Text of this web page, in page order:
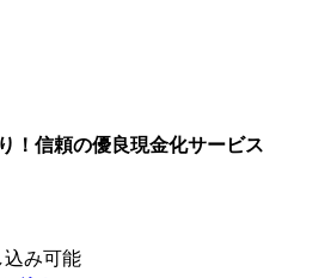
！信頼の優良現金化サービス
込み可能